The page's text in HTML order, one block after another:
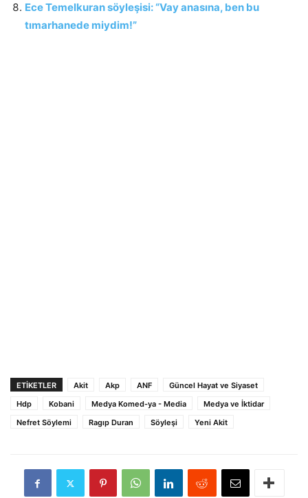
Ece Temelkuran söyleşisi: “Vay anasına, ben bu
tımarhanede miydim!”
ETIKETLER Akit Akp ANF
Güncel Hayat ve Siyaset
Hdp
Kobani Medya Komed-ya - Media
Medya ve İktidar
Nefret Söylemi
Ragıp Duran Söyleşi Yeni Akit